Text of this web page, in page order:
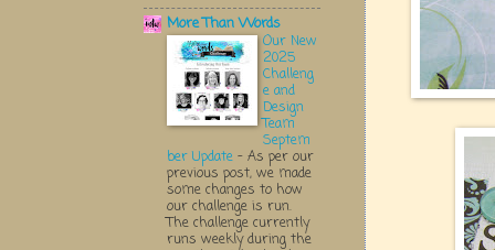
More Than Words
Our New
2025
Challeng
e and
Design
Team
Septem
ber Update - As per our
previous post, we made
some changes to how
our challenge is run.
The challenge currently
runs weekly during the